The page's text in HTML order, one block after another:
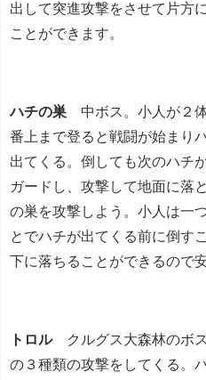
出して突進攻撃をさせて片方
ことができます。
ハチの巣 中ボス。小人が２
番上まで登ると戦闘が始まり
出てくる。倒しても次のハチ
ガードし、攻撃して地面に落
の巣を攻撃しよう。小人は一
とでハチが出てくる前に倒す
下に落ちることができるので
トロルクルグス大森林のボ
の３種類の攻撃をしてくる。